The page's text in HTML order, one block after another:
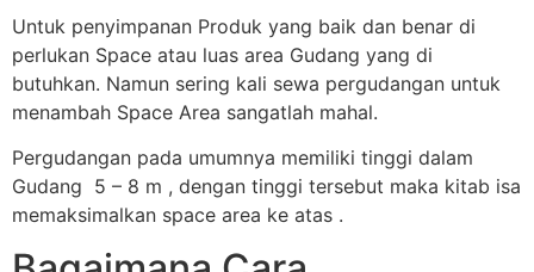
Untuk penyimpanan Produk yang baik dan benar di
perlukan Space atau luas area Gudang yang di
butuhkan. Namun sering kali sewa pergudangan untuk
menambah Space Area sangatlah mahal.
Pergudangan pada umumnya memiliki tinggi dalam
Gudang 5 – 8 m , dengan tinggi tersebut maka kitab isa
memaksimalkan space area ke atas .